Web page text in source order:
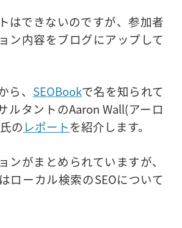
はできないのですが、参加者
ン内容をブログにアップして
、 SEOBookで名を知られて
ルタントのAaron Wall(アーロ
の レポートを紹介します。
ンがまとめられていますが、
ローカル検索のSEOについて